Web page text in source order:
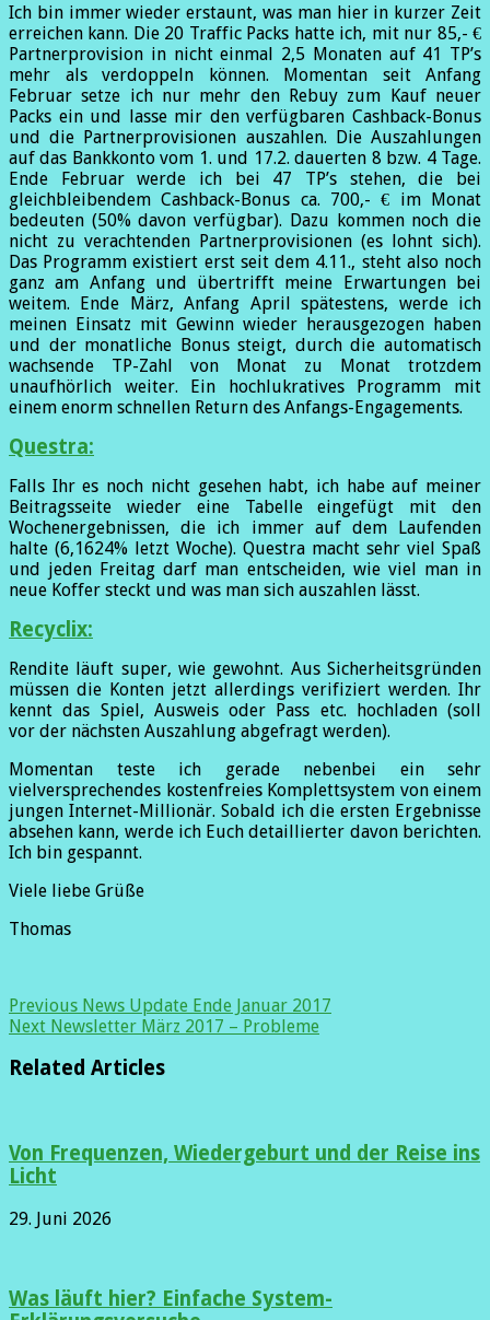
Ich bin immer wieder erstaunt, was man hier in kurzer Zeit
erreichen kann. Die 20 Traffic Packs hatte ich, mit nur 85,- €
Partnerprovision in nicht einmal 2,5 Monaten auf 41 TP’s
mehr als verdoppeln können. Momentan seit Anfang
Februar setze ich nur mehr den Rebuy zum Kauf neuer
Packs ein und lasse mir den verfügbaren Cashback-Bonus
und die Partnerprovisionen auszahlen. Die Auszahlungen
auf das Bankkonto vom 1. und 17.2. dauerten 8 bzw. 4 Tage.
Ende Februar werde ich bei 47 TP’s stehen, die bei
gleichbleibendem Cashback-Bonus ca. 700,- € im Monat
bedeuten (50% davon verfügbar). Dazu kommen noch die
nicht zu verachtenden Partnerprovisionen (es lohnt sich).
Das Programm existiert erst seit dem 4.11., steht also noch
ganz am Anfang und übertrifft meine Erwartungen bei
weitem. Ende März, Anfang April spätestens, werde ich
meinen Einsatz mit Gewinn wieder herausgezogen haben
und der monatliche Bonus steigt, durch die automatisch
wachsende TP-Zahl von Monat zu Monat trotzdem
unaufhörlich weiter. Ein hochlukratives Programm mit
einem enorm schnellen Return des Anfangs-Engagements.
Questra:
Falls Ihr es noch nicht gesehen habt, ich habe auf meiner
Beitragsseite wieder eine Tabelle eingefügt mit den
Wochenergebnissen, die ich immer auf dem Laufenden
halte (6,1624% letzt Woche). Questra macht sehr viel Spaß
und jeden Freitag darf man entscheiden, wie viel man in
neue Koffer steckt und was man sich auszahlen lässt.
Recyclix:
Rendite läuft super, wie gewohnt. Aus Sicherheitsgründen
müssen die Konten jetzt allerdings verifiziert werden. Ihr
kennt das Spiel, Ausweis oder Pass etc. hochladen (soll
vor der nächsten Auszahlung abgefragt werden).
Momentan teste ich gerade nebenbei ein sehr
vielversprechendes kostenfreies Komplettsystem von einem
jungen Internet-Millionär. Sobald ich die ersten Ergebnisse
absehen kann, werde ich Euch detaillierter davon berichten.
Ich bin gespannt.
Viele liebe Grüße
Thomas
Previous News Update Ende Januar 2017
Next Newsletter März 2017 – Probleme
Related Articles
Von Frequenzen, Wiedergeburt und der Reise ins
Licht
29. Juni 2026
Was läuft hier? Einfache System-